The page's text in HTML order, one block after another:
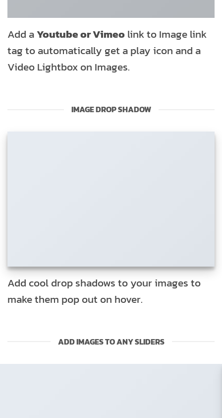
Add aYoutube or Vimeolink to Image link
tag to automatically get a play icon and a
Video Lightbox on Images.
IMAGE DROP SHADOW
Add cool drop shadows to your images to
make them pop out on hover.
ADD IMAGES TO ANY SLIDERS